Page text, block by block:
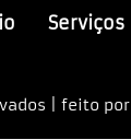
Serviços
| feito por